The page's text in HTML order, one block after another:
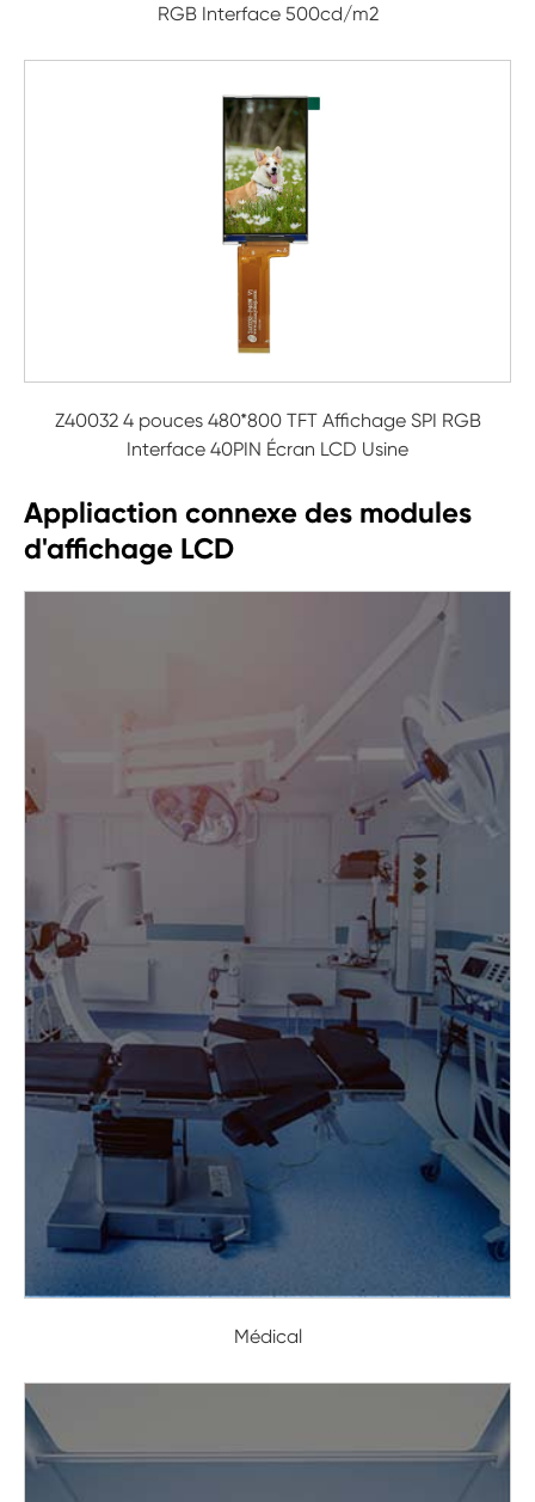
RGB Interface 500cd/m2
Z40032 4 pouces 480*800 TFT Affichage SPI RGB
Interface 40PIN Écran LCD Usine
Appliaction connexe des modules
d'affichage LCD
Médical